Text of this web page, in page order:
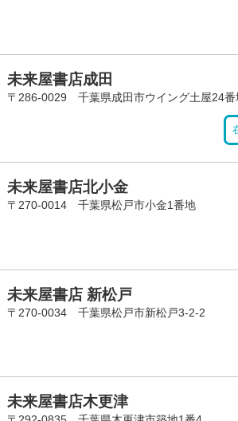
未来屋書店成田
〒286-0029 千葉県成田市ウイング土屋24番
未来屋書店北小金
〒270-0014 千葉県松戸市小金1番地
未来屋書店 新松戸
〒270-0034 千葉県松戸市新松戸3-2-2
未来屋書店木更津